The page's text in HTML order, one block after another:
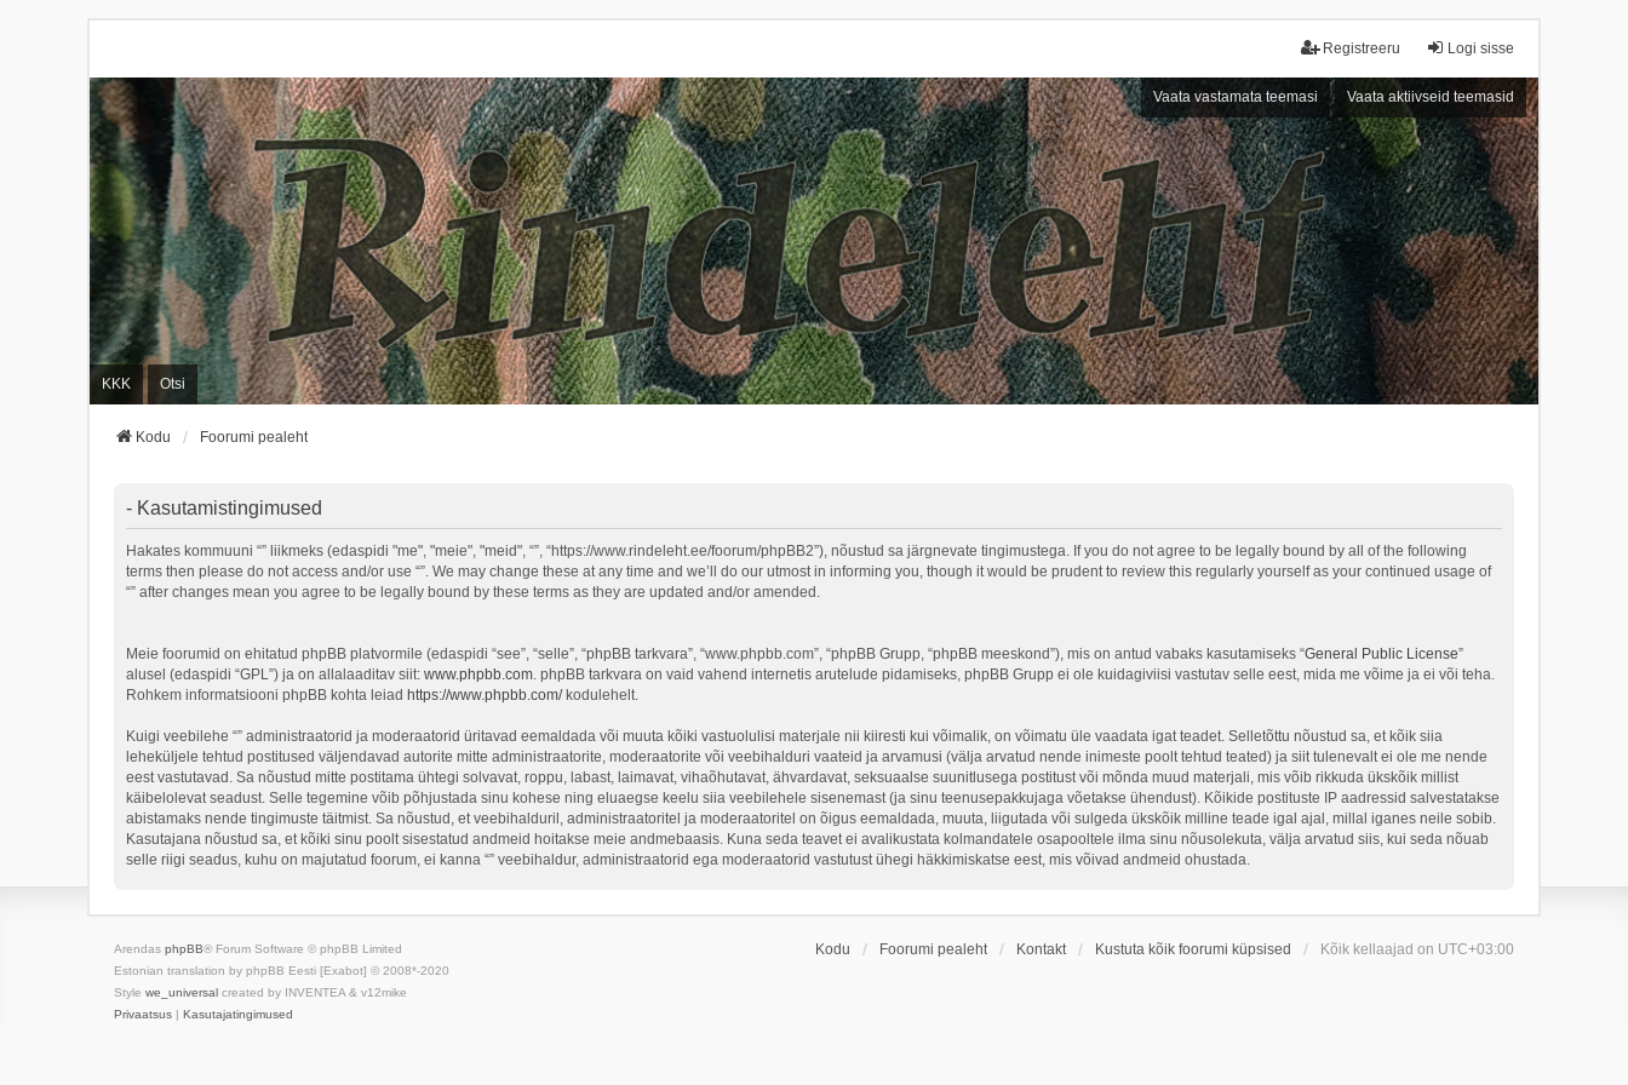
Logi sisse
Registreeru
Vaata vastamata teemasi Vaata aktiivseid teemasid
KKK Otsi
Kodu Foorumi pealeht
- Kasutamistingimused
Hakates kommuuni “” liikmeks (edaspidi "me", "meie", "meid", “”, “https://www.rindeleht.ee/foorum/phpBB2”), nõustud sa järgnevate tingimustega. If you do not agree to be legally bound by all of the following
terms then please do not access and/or use “”. We may change these at any time and we’ll do our utmost in informing you, though it would be prudent to review this regularly yourself as your continued usage of
“” after changes mean you agree to be legally bound by these terms as they are updated and/or amended.
Meie foorumid on ehitatud phpBB platvormile (edaspidi “see”, “selle”, “phpBB tarkvara”, “www.phpbb.com”, “phpBB Grupp, “phpBB meeskond”), mis on antud vabaks kasutamiseks “General Public License”
alusel (edaspidi “GPL”) ja on allalaaditav siit: www.phpbb.com. phpBB tarkvara on vaid vahend internetis arutelude pidamiseks, phpBB Grupp ei ole kuidagiviisi vastutav selle eest, mida me võime ja ei või teha.
Rohkem informatsiooni phpBB kohta leiad https://www.phpbb.com/kodulehelt.
Kuigi veebilehe “” administraatorid ja moderaatorid üritavad eemaldada või muuta kõiki vastuolulisi materjale nii kiiresti kui võimalik, on võimatu üle vaadata igat teadet. Selletõttu nõustud sa, et kõik siia
leheküljele tehtud postitused väljendavad autorite mitte administraatorite, moderaatorite või veebihalduri vaateid ja arvamusi (välja arvatud nende inimeste poolt tehtud teated) ja siit tulenevalt ei ole me nende
eest vastutavad. Sa nõustud mitte postitama ühtegi solvavat, roppu, labast, laimavat, vihaõhutavat, ähvardavat, seksuaalse suunitlusega postitust või mõnda muud materjali, mis võib rikkuda ükskõik millist
käibelolevat seadust. Selle tegemine võib põhjustada sinu kohese ning eluaegse keelu siia veebilehele sisenemast (ja sinu teenusepakkujaga võetakse ühendust). Kõikide postituste IP aadressid salvestatakse
abistamaks nende tingimuste täitmist. Sa nõustud, et veebihalduril, administraatoritel ja moderaatoritel on õigus eemaldada, muuta, liigutada või sulgeda ükskõik milline teade igal ajal, millal iganes neile sobib.
Kasutajana nõustud sa, et kõiki sinu poolt sisestatud andmeid hoitakse meie andmebaasis. Kuna seda teavet ei avalikustata kolmandatele osapooltele ilma sinu nõusolekuta, välja arvatud siis, kui seda nõuab
selle riigi seadus, kuhu on majutatud foorum, ei kanna “” veebihaldur, administraatorid ega moderaatorid vastutust ühegi häkkimiskatse eest, mis võivad andmeid ohustada.
Kodu Foorumi pealeht Kontakt Kustuta kõik foorumi küpsised Kõik kellaajad on UTC+03:00
Arendas phpBB® Forum Software © phpBB Limited
Estonian translation by phpBB Eesti [Exabot] © 2008*-2020
Style we_universal created by INVENTEA & v12mike
Privaatsus | Kasutajatingimused